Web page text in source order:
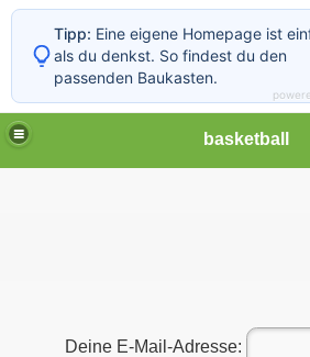
basketball
Deine E-Mail-Adresse:
Tipp: Eine eigene Homepage ist
als du denkst. So findest du den
passenden Baukasten.